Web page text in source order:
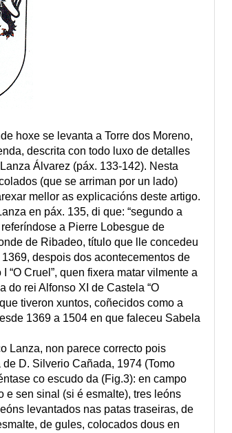
hoxe se levanta a Torre dos Moreno,
descrita con todo luxo de detalles
Álvarez (páx. 133-142). Nesta
(que se arriman por un lado)
mellor as explicacións deste artigo.
en páx. 135, di que: “segundo a
a Pierre Lobesgue de
de Ribadeo, título que lle concedeu
despois dos acontecementos de
“O Cruel”, quen fixera matar vilmente a
do rei Alfonso XI de Castela “O
tiveron xuntos, coñecidos como a
1369 a 1504 en que faleceu Sabela
Lanza, non parece correcto pois
D. Silverio Cañada, 1974 (Tomo
co escudo da (Fig.3): en campo
e sen sinal (si é esmalte), tres leóns
levantados nas patas traseiras, de
de gules, colocados dous en